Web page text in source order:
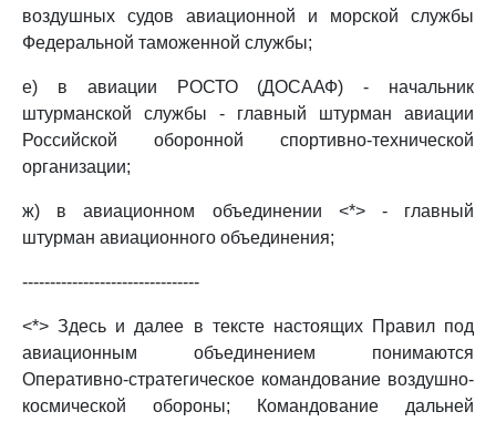
воздушных судов авиационной и морской службы
Федеральной таможенной службы;
е) в авиации РОСТО (ДОСААФ) - начальник
штурманской службы - главный штурман авиации
Российской оборонной спортивно-технической
организации;
ж) в авиационном объединении <*> - главный
штурман авиационного объединения;
--------------------------------
<*> Здесь и далее в тексте настоящих Правил под
авиационным объединением понимаются
Оперативно-стратегическое командование воздушно-
космической обороны; Командование дальней